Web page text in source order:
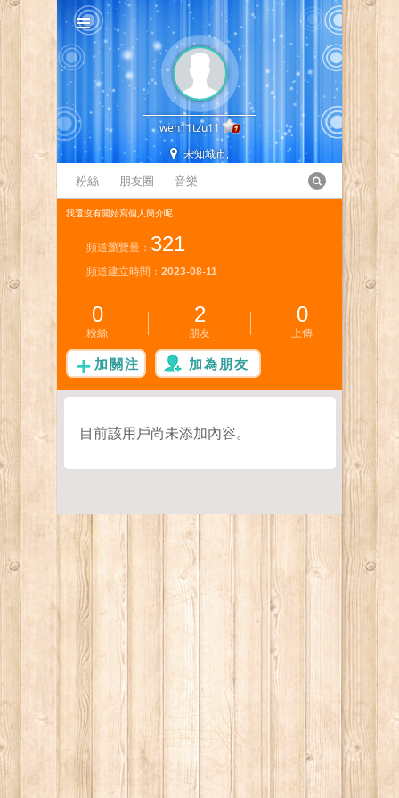
wen11tzu11
未知城市,
粉絲 朋友圈 音樂
我還沒有開始寫個人簡介呢
頻道瀏覽量： 321
頻道建立時間： 2023-08-11
0
粉絲
2
朋友
0
上傳
加關注 加為朋友
目前該用戶尚未添加內容。